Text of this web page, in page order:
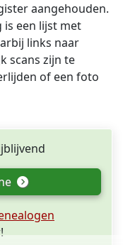
aangehouden.
is een lijst met
links naar
scans zijn te
of een foto